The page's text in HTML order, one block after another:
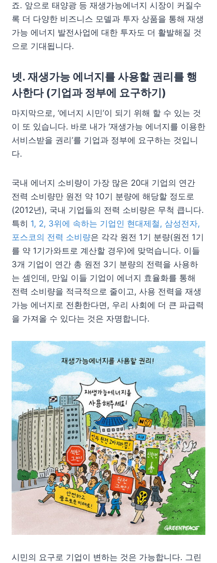
죠. 앞으로 태양광 등 재생가능에너지 시장이 커질수
록 더 다양한 비즈니스 모델과 투자 상품을 통해 재생
가능 에너지 발전사업에 대한 투자도 더 활발해질 것
으로 기대됩니다.
넷. 재생가능 에너지를 사용할 권리를 행
사한다 (기업과 정부에 요구하기)
마지막으로, ‘에너지 시민’이 되기 위해 할 수 있는 것
이 또 있습니다. 바로 내가 ‘재생가능 에너지를 이용한
서비스받을 권리’를 기업과 정부에 요구하는 것입니
다.
국내 에너지 소비량이 가장 많은 20대 기업의 연간
전력 소비량만 원전 약 10기 분량에 해당할 정도로
(2012년), 국내 기업들의 전력 소비량은 무척 큽니다.
특히 1, 2, 3위에 속하는 기업인 현대제철, 삼성전자,
포스코의 전력 소비량은 각각 원전 1기 분량(원전 1기
를 약 1기가와트로 계산할 경우)에 맞먹습니다. 이들
3개 기업이 연간 총 원전 3기 분량의 전력을 사용하
는 셈인데, 만일 이들 기업이 에너지 효율화를 통해
전력 소비량을 적극적으로 줄이고, 사용 전력을 재생
가능 에너지로 전환한다면, 우리 사회에 더 큰 파급력
을 가져올 수 있다는 것은 자명합니다.
시민의 요구로 기업이 변하는 것은 가능합니다. 그린